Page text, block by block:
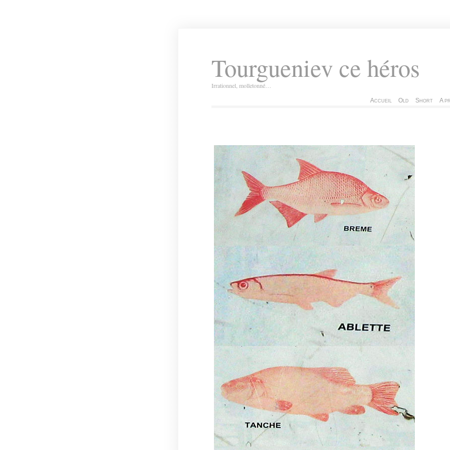
Tourgueniev ce héros
Irrationnel, molletonné…
Accueil Old Short A